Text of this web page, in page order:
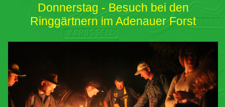
Donnerstag - Besuch bei den
Ringgärtnern im Adenauer Forst